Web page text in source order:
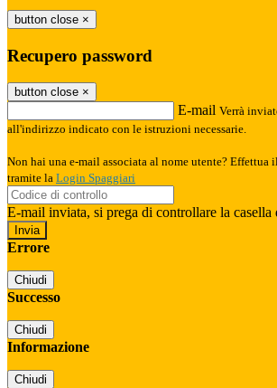
button close ×
Recupero password
button close ×
E-mail Verrà
all'indirizzo indicato con le istruzioni necessarie.
Non hai una e-mail associata al nome utente? Effettua
tramite la Login Spaggiari
E-mail inviata, si prega di controllare la casella
Errore
Chiudi
Successo
Chiudi
Informazione
Chiudi